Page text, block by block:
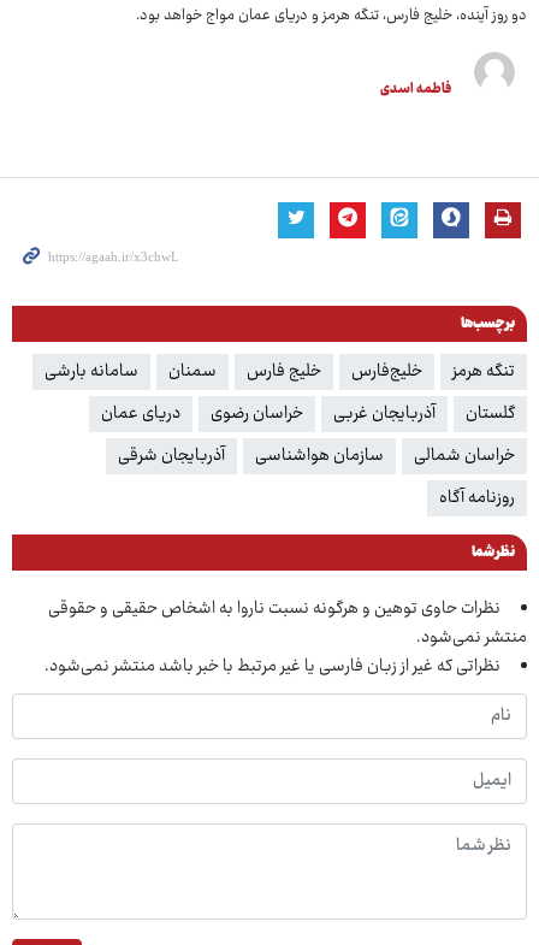
دو روز آینده، خلیج فارس، تنگه هرمز و دریای عمان مواج خواهد بود.
فاطمه اسدی
برچسب‌ها
تنگه هرمز خلیج‌فارس خلیج فارس سمنان
سامانه بارشی
گلستان
آذربایجان غربی خراسان رضوی
دریای عمان
خراسان شمالی
سازمان هواشناسی
آذربایجان شرقی
روزنامه آگاه
نظر شما
نظرات حاوی توهین و هرگونه نسبت ناروا به اشخاص حقیقی و حقوقی
منتشر نمی‌شود.
نظراتی که غیر از زبان فارسی یا غیر مرتبط با خبر باشد منتشر نمی‌شود.